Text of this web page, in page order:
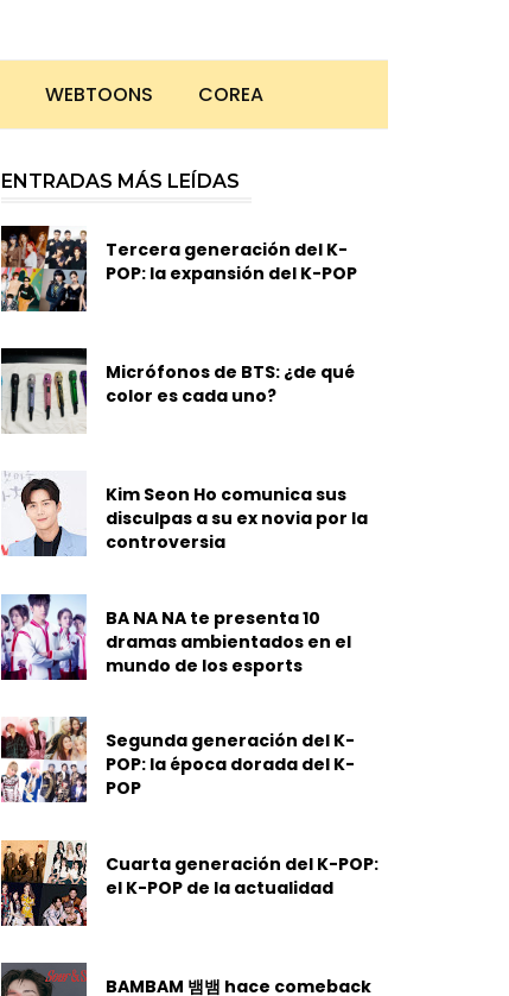
WEBTOONS COREA
ENTRADAS MÁS LEÍDAS
Tercera generación del K-
POP: la expansión del K-POP
Micrófonos de BTS: ¿de qué
color es cada uno?
Kim Seon Ho comunica sus
disculpas a su ex novia por la
controversia
BA NA NA te presenta 10
dramas ambientados en el
mundo de los esports
Segunda generación del K-
POP: la época dorada del K-
POP
Cuarta generación del K-POP:
el K-POP de la actualidad
BAMBAM 뱀뱀 hace comeback